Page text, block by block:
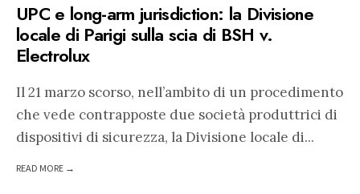
UPC e long-arm jurisdiction: la Divisione
locale di Parigi sulla scia di BSH v.
Electrolux
Il 21 marzo scorso, nell’ambito di un procedimento
che vede contrapposte due società produttrici di
dispositivi di sicurezza, la Divisione locale di...
READ MORE →